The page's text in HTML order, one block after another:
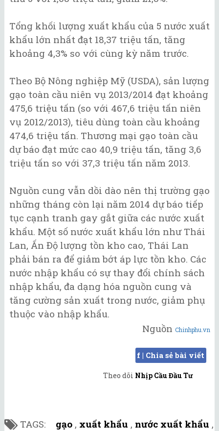
Tổng khối lượng xuất khẩu của 5 nước xuất
khẩu lớn nhất đạt 18,37 triệu tấn, tăng
khoảng 4,3% so với cùng kỳ năm trước.
Theo Bộ Nông nghiệp Mỹ (USDA), sản lượng
gạo toàn cầu niên vụ 2013/2014 đạt khoảng
475,6 triệu tấn (so với 467,6 triệu tấn niên
vụ 2012/2013), tiêu dùng toàn cầu khoảng
474,6 triệu tấn. Thương mại gạo toàn cầu
dự báo đạt mức cao 40,9 triệu tấn, tăng 3,6
triệu tấn so với 37,3 triệu tấn năm 2013.
Nguồn cung vẫn dồi dào nên thị trường gạo
những tháng còn lại năm 2014 dự báo tiếp
tục cạnh tranh gay gắt giữa các nước xuất
khẩu. Một số nước xuất khẩu lớn như Thái
Lan, Ấn Độ lượng tồn kho cao, Thái Lan
phải bán ra để giảm bớt áp lực tồn kho. Các
nước nhập khẩu có sự thay đổi chính sách
nhập khẩu, đa dạng hóa nguồn cung và
tăng cường sản xuất trong nước, giảm phụ
thuộc vào nhập khẩu.
Nguồn Chinhphu.vn
f | Chia sẻ bài viết
Theo dõi Nhịp Cầu Đầu Tư
TAGS: gạo , xuất khẩu , nước xuất khẩu ,